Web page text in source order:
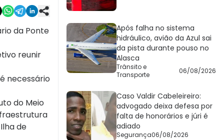
da Ponte
reunir
necessário
do Meio
de
Após falha no sistema
hidráulico, avião da Azul sai
da pista durante pouso no
Alasca
Trânsito e
Transporte
06/08/2026
Caso Valdir Cabeleireiro:
advogado deixa defesa por
falta de honorários e júri é
adiado
Segurança06/08/2026